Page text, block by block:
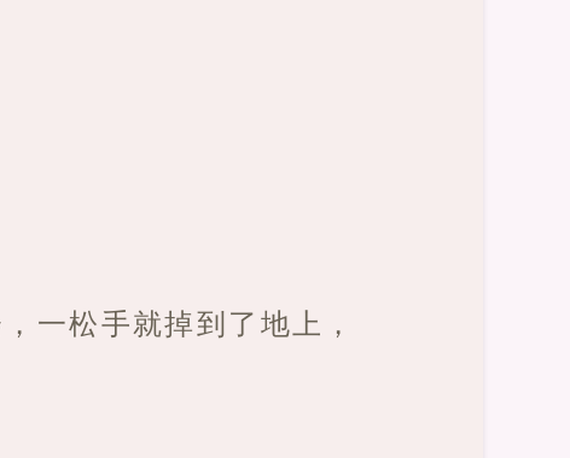
一松手就掉到了地上，